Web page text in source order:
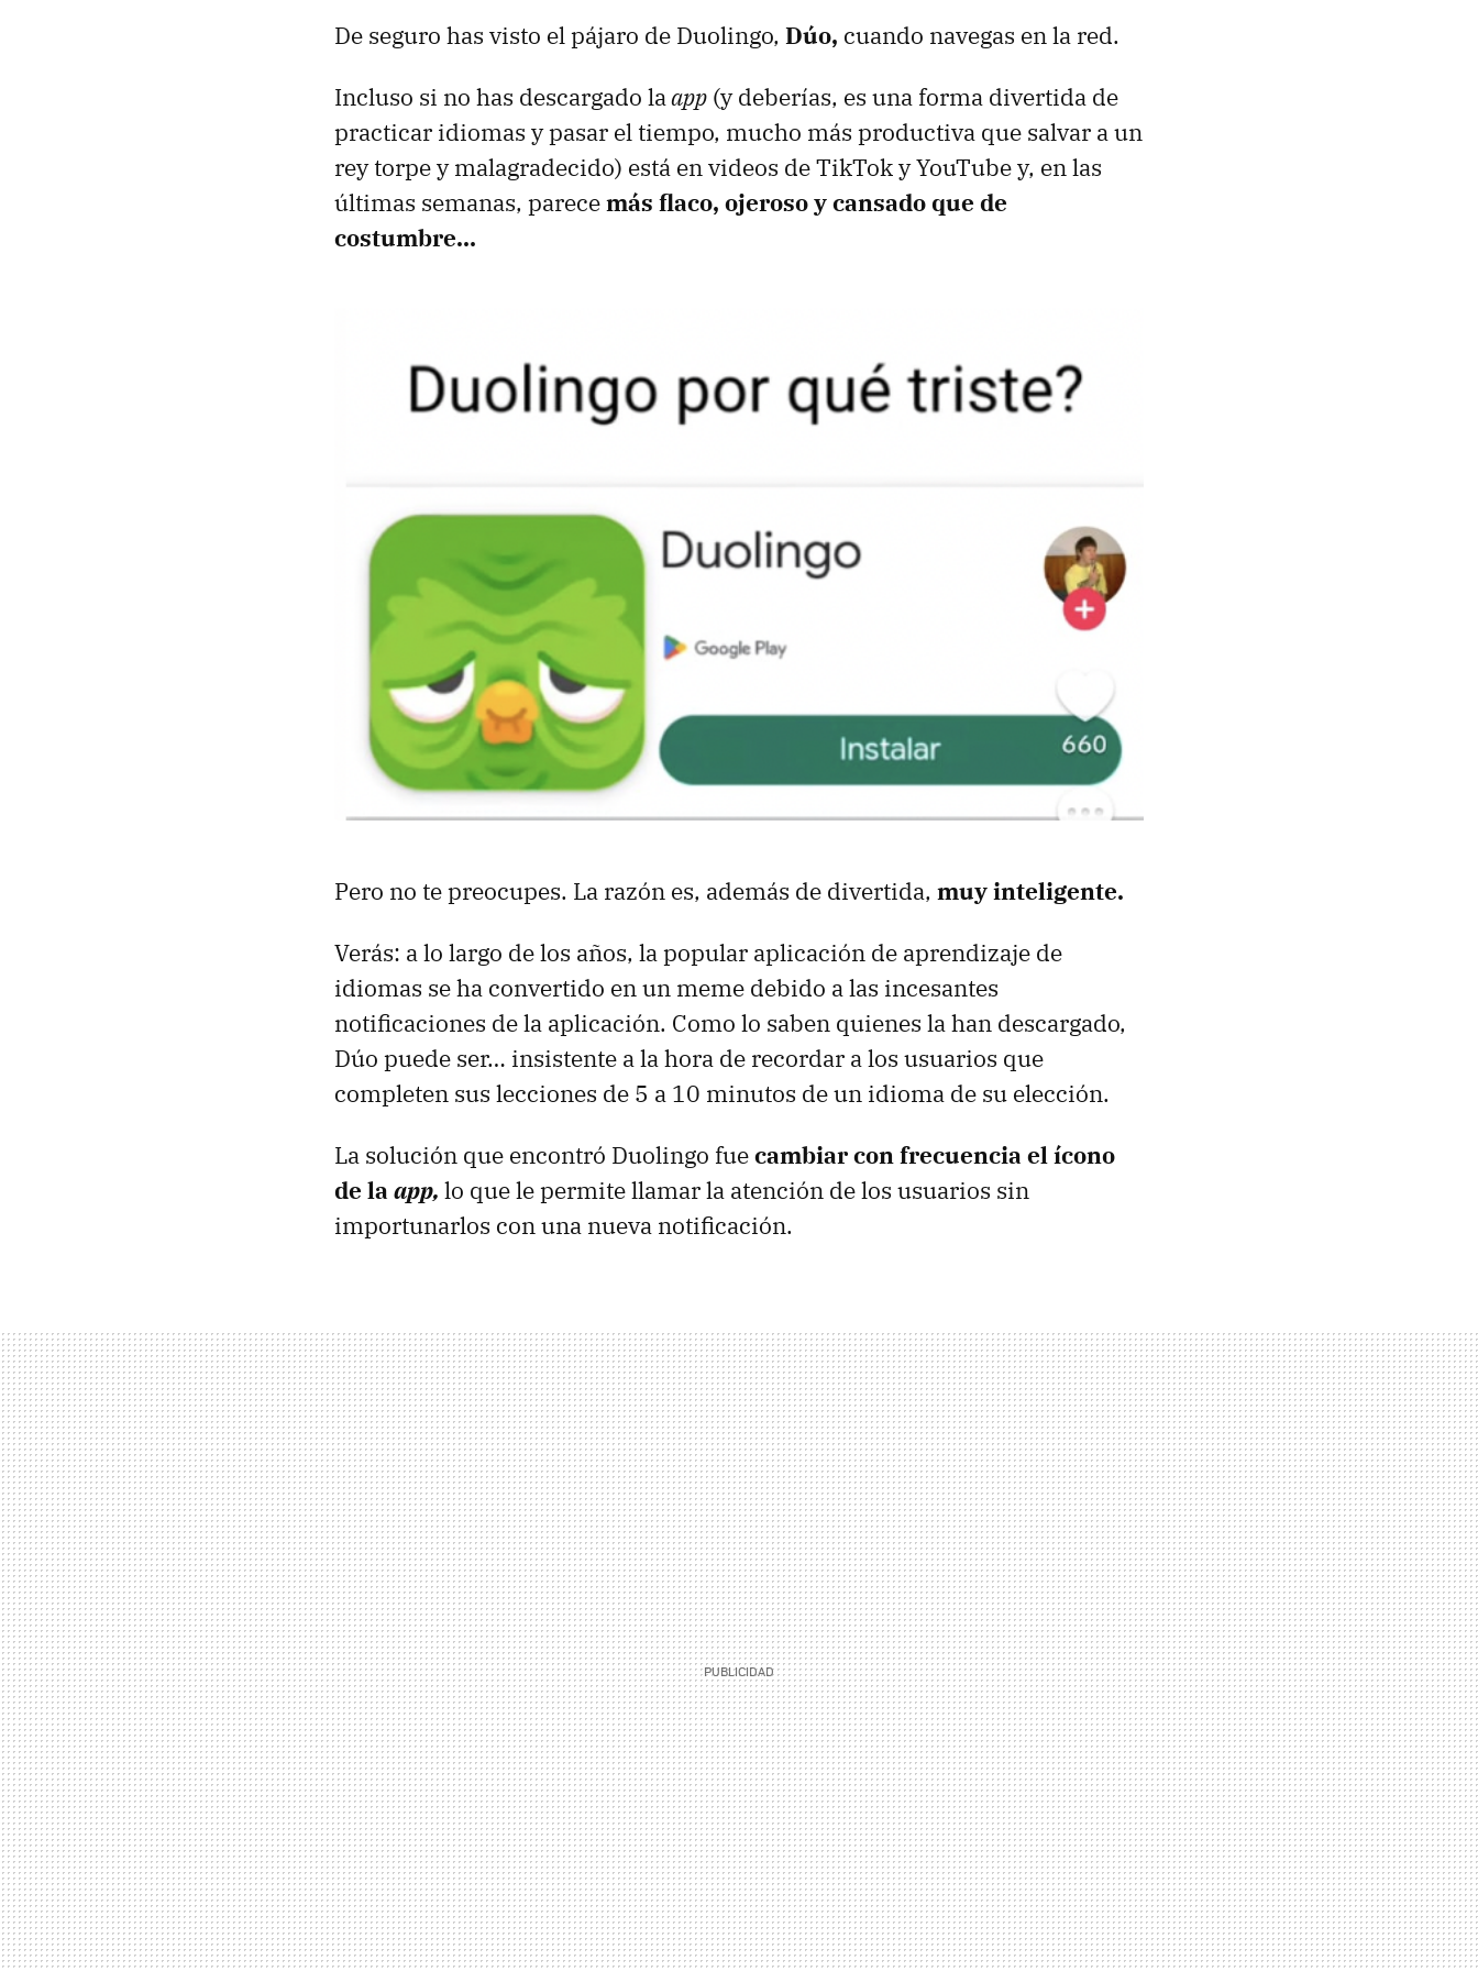
De seguro has visto el pájaro de Duolingo, Dúo, cuando navegas en la red.
Incluso si no has descargado laapp (y deberías, es una forma divertida de
practicar idiomas y pasar el tiempo, mucho más productiva que salvar a un
rey torpe y malagradecido) está en videos de TikTok y YouTube y, en las
últimas semanas, parecemás flaco, ojeroso y cansado que de
costumbre…
Pero no te preocupes. La razón es, además de divertida, muy inteligente.
Verás: a lo largo de los años, la popular aplicación de aprendizaje de
idiomas se ha convertido en un meme debido a las incesantes
notificaciones de la aplicación. Como lo saben quienes la han descargado,
Dúo puede ser… insistente a la hora de recordar a los usuarios que
completen sus lecciones de 5 a 10 minutos de un idioma de su elección.
La solución que encontró Duolingo fuecambiar con frecuencia el ícono
de la app, lo que le permite llamar la atención de los usuarios sin
importunarlos con una nueva notificación.